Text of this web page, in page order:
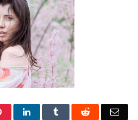
PinterestLinkedIn Tumblr Reddit